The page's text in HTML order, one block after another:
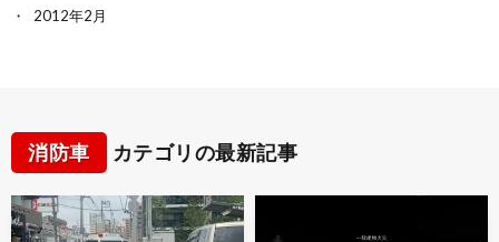
2012年2月
消防車 カテゴリの最新記事